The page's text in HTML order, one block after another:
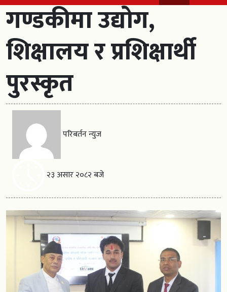
गण्डकीमा उद्योग,
शिक्षालय र प्रशिक्षार्थी
पुरस्कृत
परिबर्तन न्युज
२३ असार २०८२ बजे